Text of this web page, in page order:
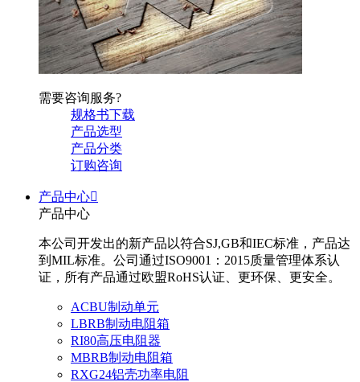
需要咨询服务?
规格书下载
产品选型
产品分类
订购咨询
产品中心
产品中心
本公司开发出的新产品以符合SJ,GB和IEC标准，产品达
到MIL标准。公司通过ISO9001：2015质量管理体系认
证，所有产品通过欧盟RoHS认证、更环保、更安全。
ACBU制动单元
LBRB制动电阻箱
RI80高压电阻器
MBRB制动电阻箱
RXG24铝壳功率电阻